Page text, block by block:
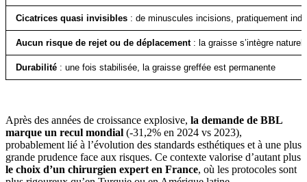
Cicatrices quasi invisibles : de minuscules incisions, pratiquement
Aucun risque de rejet ou de déplacement: la graisse s’intègre
Durabilité : une fois stabilisée, la graisse greffée est permanente
Après des années de croissance explosive, la demande de BBL
marque un recul mondial (-31,2% en 2024 vs 2023),
probablement lié à l’évolution des standards esthétiques et à une plus
grande prudence face aux risques. Ce contexte valorise d’autant plus
le choix d’un chirurgien expert en France, où les protocoles sont